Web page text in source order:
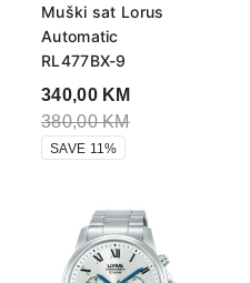
Muški sat Lorus
Automatic
RL477BX-9
340,00 KM
380,00KM
SAVE 11%